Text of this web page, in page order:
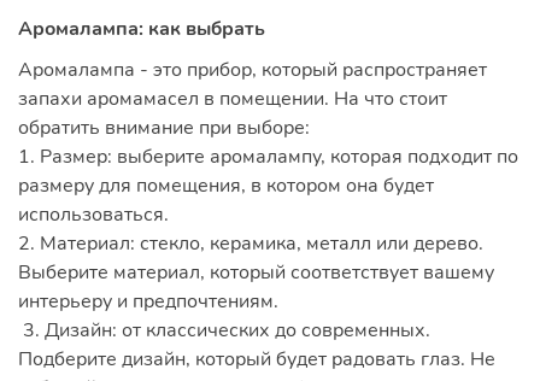
Аромалампа: как выбрать
Аромалампа - это прибор, который распространяет
запахи аромамасел в помещении. На что стоит
обратить внимание при выборе:
1. Размер: выберите аромалампу, которая подходит по
размеру для помещения, в котором она будет
использоваться.
2. Материал: стекло, керамика, металл или дерево.
Выберите материал, который соответствует вашему
интерьеру и предпочтениям.
3. Дизайн: от классических до современных.
Подберите дизайн, который будет радовать глаз. Не